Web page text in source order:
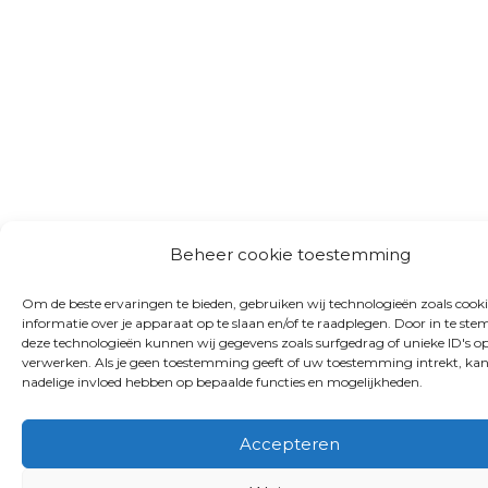
Beheer cookie toestemming
Om de beste ervaringen te bieden, gebruiken wij technologieën zoals
informatie over je apparaat op te slaan en/of te raadplegen. Door in te
deze technologieën kunnen wij gegevens zoals surfgedrag of unieke ID's
verwerken. Als je geen toestemming geeft of uw toestemming intrekt,
nadelige invloed hebben op bepaalde functies en mogelijkheden.
Accepteren